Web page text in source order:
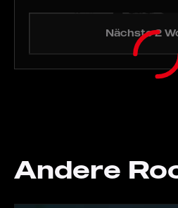
Nächste 2
Andere